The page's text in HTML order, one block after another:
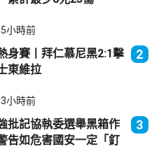
5小時前
身賽丨拜仁慕尼黑2:1擊
東維拉
2
3小時前
批記協執委選舉黑箱作
如危害國安一定「釘
3